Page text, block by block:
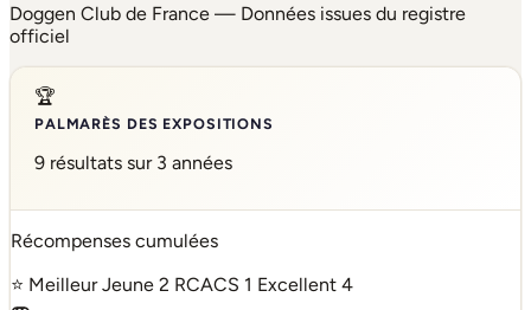
Doggen Club de France — Données issues du registre
officiel
🏆
PALMARÈS DES EXPOSITIONS
9 résultats sur 3 années
Récompenses cumulées
⭐ Meilleur Jeune 2 RCACS 1 Excellent 4